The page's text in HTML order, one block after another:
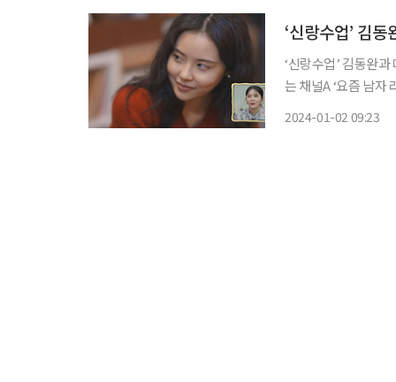
‘신랑수업’ 김
‘신랑수업’ 김동완과 데이
는 채널A ‘요즘 남자
2024-01-02 09:23